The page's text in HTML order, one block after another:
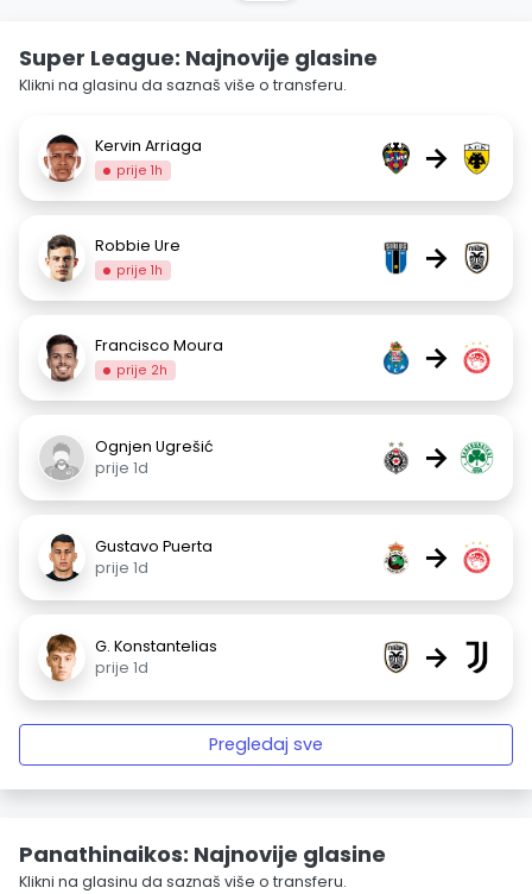
Super League: Najnovije glasine
Klikni na glasinu da saznaš više o transferu.
Kervin Arriaga
prije 1h →
Robbie Ure
prije 1h →
Francisco Moura
prije 2h →
Ognjen Ugrešić
prije 1d
→
Gustavo Puerta
prije 1d
→
G. Konstantelias
prije 1d
→
Pregledaj sve
Panathinaikos: Najnovije glasine
Klikni na glasinu da saznaš više o transferu.